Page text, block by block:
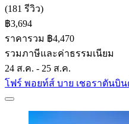
(181 รีวิว)
฿3,694
ราคารวม ฿4,470
รวมภาษีและค่าธรรมเนียม
24 ส.ค. - 25 ส.ค.
โฟร์ พอยท์ส์ บาย เชอราตันบิน